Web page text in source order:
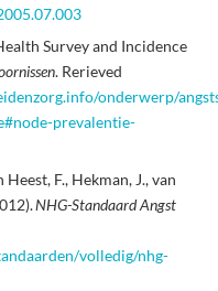
Survey and Incidence
. Rerieved
onderwerp/
prevalentie-
F., Hekman, J., van
NHG-Standaard Angst
volledig/nhg-